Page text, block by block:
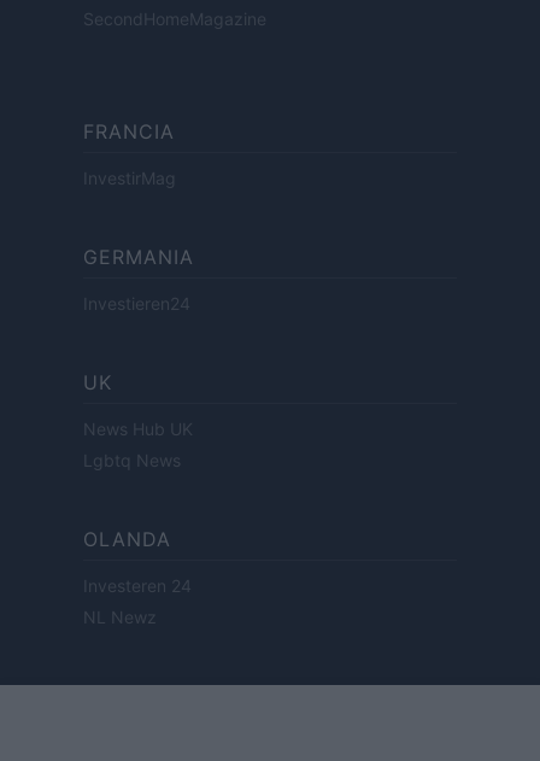
SecondHomeMagazine
FRANCIA
InvestirMag
GERMANIA
Investieren24
UK
News Hub UK
Lgbtq News
OLANDA
Investeren 24
NL Newz